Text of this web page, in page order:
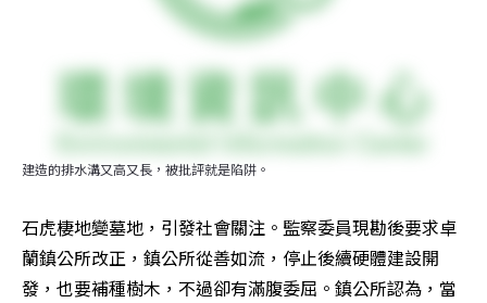
建造的排水溝又高又長，被批評就是陷阱。
石虎棲地變墓地，引發社會關注。監察委員現勘後要求卓
蘭鎮公所改正，鎮公所從善如流，停止後續硬體建設開
發，也要補種樹木，不過卻有滿腹委屈。鎮公所認為，當